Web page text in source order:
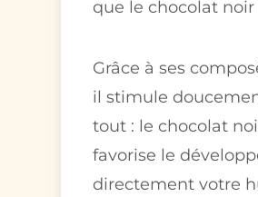
que le chocolat
Grâce à ses
il stimule
tout : le chocolat
favorise le
directement votre